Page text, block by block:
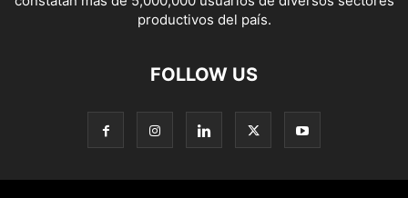
productivos del país.
FOLLOW US